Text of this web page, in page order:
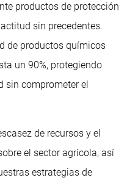
productos de protección
sin precedentes.
de productos químicos
un 90%, protegiendo
sin comprometer el
de recursos y el
el sector agrícola, así
estrategias de